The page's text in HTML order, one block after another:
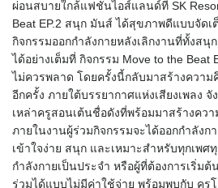
ผ่อนสบายใกล้แฟชั่นไอส์แลนด์ที่ SK
Beat EP.2 สนุก มันส์ ได้สุขภาพดีแบบจัดเ
กิจกรรมออกกำลังกายหลังเลิกงานที่ทั้งส
ได้อย่างเต็มที่ กิจกรรม Move to the Beat
ไม่ควรพลาด โดยครั้งนี้กลับมาสร้างควา
อีกครั้ง ภายใต้บรรยากาศแห่งเสียงเพลง
เหล่าครูสอนเต้นชื่อดังที่พร้อมมาสร้างคว
ภายในงานผู้ร่วมกิจกรรมจะได้ออกกำลัง
เข้าใจง่าย สนุก และเหมาะสำหรับทุกเพศ
กำลังกายเป็นประจำ หรือผู้ที่ต้องการเริ่ม
ร่วมได้แบบไม่มีค่าใช้จ่าย พร้อมพบกับ ครู